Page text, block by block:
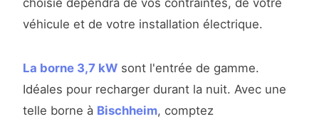
choisie dépendra de vos contraintes, de votre
véhicule et de votre installation électrique.
La borne 3,7 kW sont l'entrée de gamme.
Idéales pour recharger durant la nuit. Avec une
telle borne à Bischheim, comptez